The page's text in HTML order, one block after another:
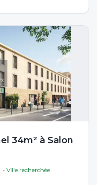
34m² à Salon
• Ville recherchée